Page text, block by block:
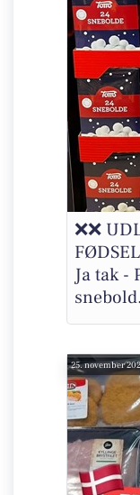
❌❌
Ja tak -
25. november